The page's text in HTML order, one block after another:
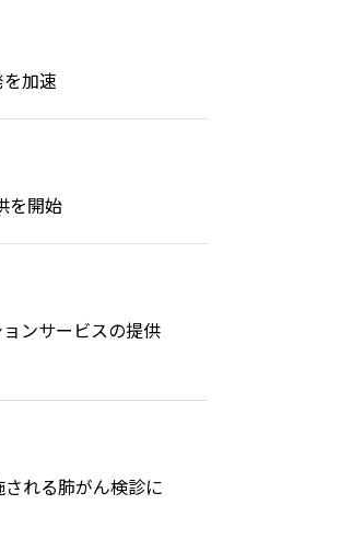
加速
を開始
ンサービスの提供
れる肺がん検診に